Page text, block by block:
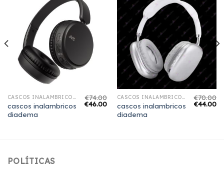
CASCOS INALAMBRICOS DIADEMA
cascos inalambricos
diadema
€74.00
€46.00
CASCOS INALAMBRICOS DIADEMA
cascos inalambricos
diadema
€70.00
€44.00
POLÍTICAS